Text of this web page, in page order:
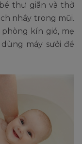
thư giãn và thở
nhầy trong mũi.
kín gió, mẹ
máy sưởi để